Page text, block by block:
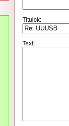
Titulok:
Text: